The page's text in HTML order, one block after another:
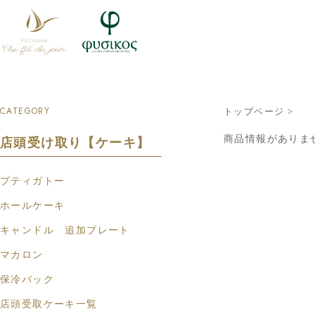
CATEGORY
店頭受け取り【ケーキ】
プティガトー
ホールケーキ
キャンドル 追加プレート
マカロン
保冷バック
店頭受取ケーキ一覧
トップページ >
商品情報がありま